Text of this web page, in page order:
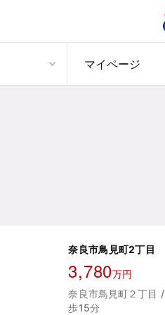
マイページ
奈良市鳥見町2丁目
3,780万円
奈良市鳥見町２丁目
歩15分